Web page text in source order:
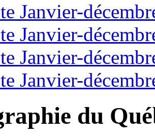
Janvier-
Janvier-
Janvier-
Janvier-
du